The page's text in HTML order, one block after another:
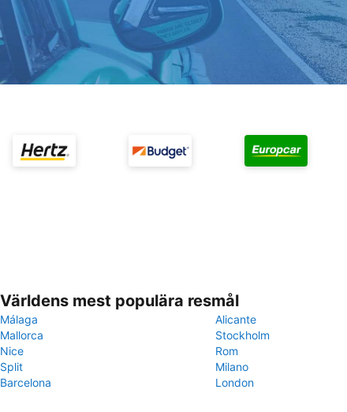
Världens mest populära resmål
Málaga
Alicante
Mallorca
Stockholm
Nice
Rom
Split
Milano
Barcelona
London